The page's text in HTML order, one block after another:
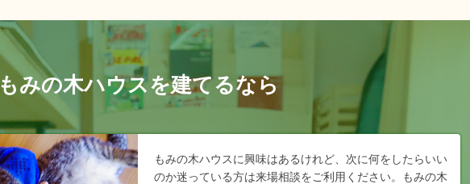
もみの木ハウスを建てるなら
もみの木ハウスに興味はあるけれど、次に何をしたらいい
のか迷っている方は来場相談をご利用ください。もみの木